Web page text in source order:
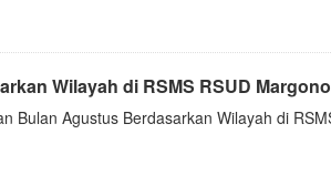
Wilayah di RSMS RSUD
Bulan Agustus Berdasarkan Wilayah di